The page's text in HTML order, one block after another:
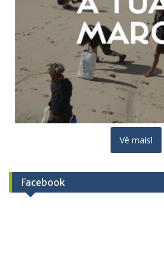
Vê mais!
Facebook